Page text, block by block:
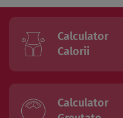
Calculator
Calorii
Calculator